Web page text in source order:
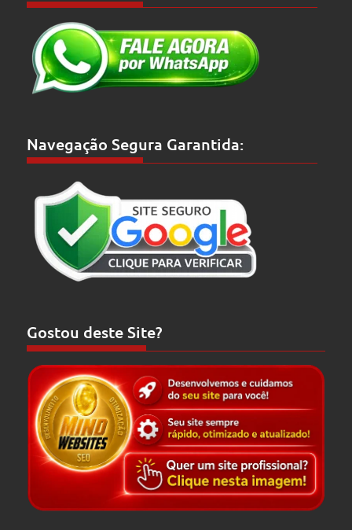
Navegação Segura Garantida:
Gostou deste Site?